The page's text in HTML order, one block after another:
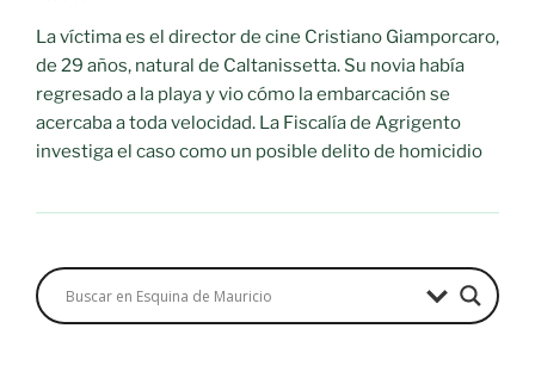
La víctima es el director de cine Cristiano Giamporcaro,
de 29 años, natural de Caltanissetta. Su novia había
regresado a la playa y vio cómo la embarcación se
acercaba a toda velocidad. La Fiscalía de Agrigento
investiga el caso como un posible delito de homicidio